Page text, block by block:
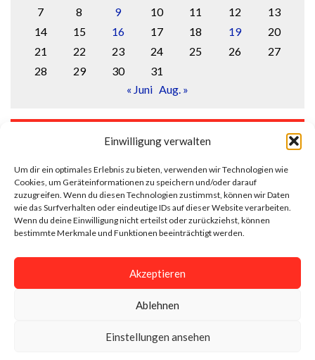
Einwilligung verwalten
Um dir ein optimales Erlebnis zu bieten, verwenden wir Technologien wie
Cookies, um Geräteinformationen zu speichern und/oder darauf
zuzugreifen. Wenn du diesen Technologien zustimmst, können wir Daten
wie das Surfverhalten oder eindeutige IDs auf dieser Website verarbeiten.
Wenn du deine Einwilligung nicht erteilst oder zurückziehst, können
bestimmte Merkmale und Funktionen beeinträchtigt werden.
Akzeptieren
Ablehnen
Einstellungen ansehen
7
8 9 10 11 12
13
14
15 16 17 18 19
20
21
22 23 24 25 26
27
28
29 30
31
« Juni Aug. »
Anmelden
Eintrags-Feed
Kommentar-Feed
Impressum
Cookie-Richtlinie (EU)